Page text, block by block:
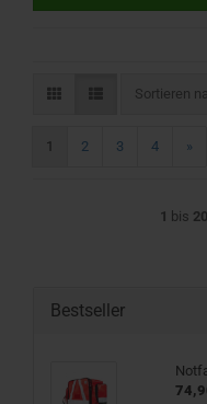
Sortieren
Sortieren
1 2 3 4 »
1 bis 20
Bestseller